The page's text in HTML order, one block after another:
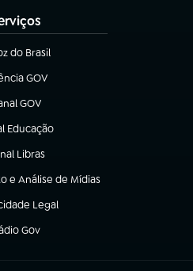
do Brasil
em nova aba)
GOV
em nova aba)
GOV
em nova aba)
Educação
em nova aba)
Libras
em nova aba)
e Análise de Mídias
Legal
nova aba)
Gov
em nova aba)